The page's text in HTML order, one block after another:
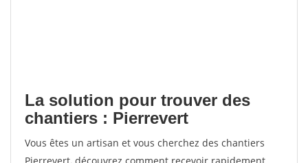
La solution pour trouver des
chantiers : Pierrevert
Vous êtes un artisan et vous cherchez des chantiers